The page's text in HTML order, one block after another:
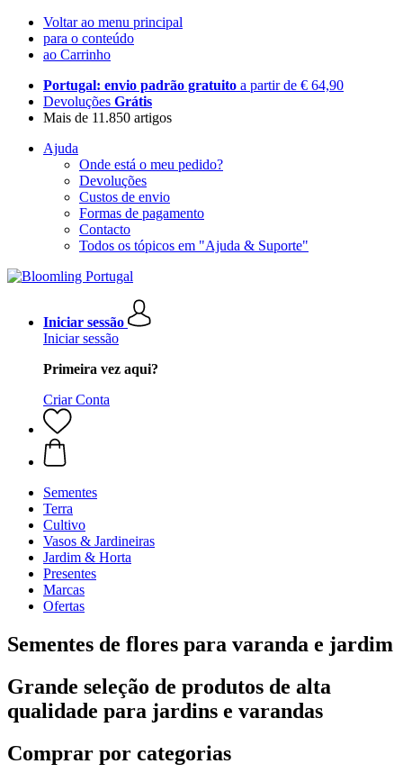
Voltar ao menu principal
para o conteúdo
ao Carrinho
Portugal: envio padrão gratuito a partir de € 64,90
Devoluções Grátis
Mais de 11.850 artigos
Ajuda
Onde está o meu pedido?
Devoluções
Custos de envio
Formas de pagamento
Contacto
Todos os tópicos em "Ajuda & Suporte"
Iniciar sessão
Iniciar sessão
Primeira vez aqui?
Criar Conta
Sementes
Terra
Cultivo
Vasos & Jardineiras
Jardim & Horta
Presentes
Marcas
Ofertas
Sementes de flores para varanda e jardim
Grande seleção de produtos de alta
qualidade para jardins e varandas
Comprar por categorias